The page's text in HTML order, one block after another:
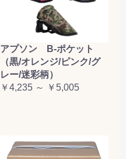
アプソン B-ポケット
（黒/オレンジ/ピンク/グ
レー/迷彩柄）
￥4,235 ～ ￥5,005